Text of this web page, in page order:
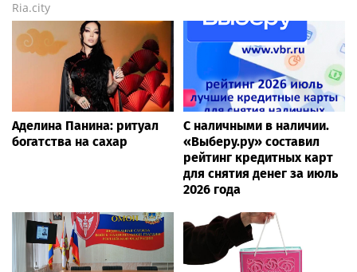
Ria.city
Аделина Панина: ритуал
богатства на сахар
С наличными в наличии.
«Выберу.ру» составил
рейтинг кредитных карт
для снятия денег за июль
2026 года